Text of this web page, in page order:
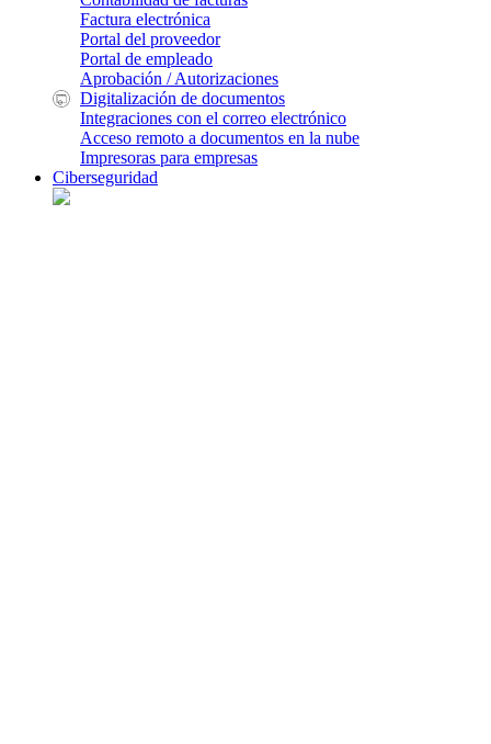
Factura electrónica
Portal del proveedor
Portal de empleado
Aprobación / Autorizaciones
Digitalización de documentos
Integraciones con el correo electrónico
Acceso remoto a documentos en la nube
Impresoras para empresas
Ciberseguridad